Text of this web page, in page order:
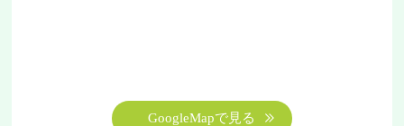
GoogleMapで見る